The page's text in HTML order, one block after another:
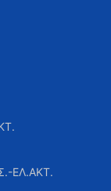
ΕΛ.ΑΚΤ.